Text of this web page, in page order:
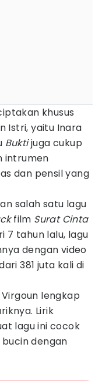
khusus
Istri, yaitu Inara
Buktijuga cukup
intrumen
dan pensil yang
salah satu lagu
film Surat Cinta
7 tahun lalu, lagu
dengan video
381 juta kali di
lengkap
Lirik
lagu ini cocok
dengan